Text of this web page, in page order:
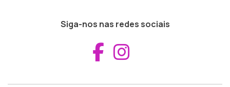
Siga-nos nas redes sociais
Aceder ao